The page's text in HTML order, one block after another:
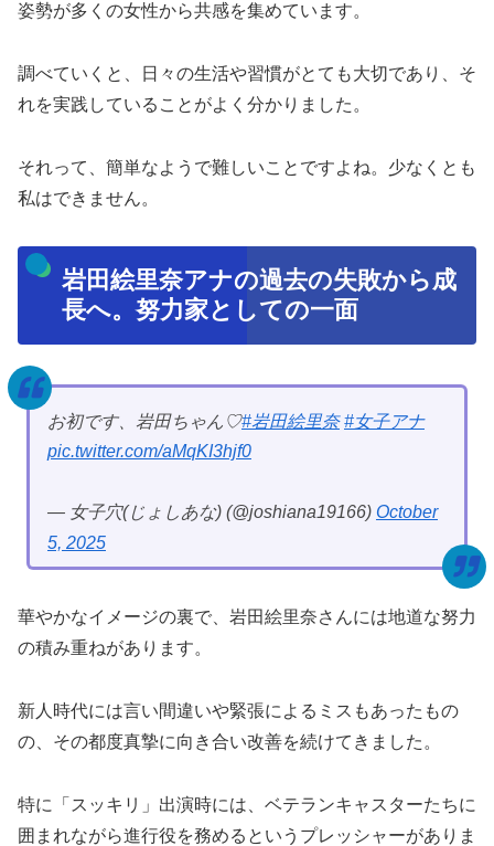
姿勢が多くの女性から共感を集めています。
調べていくと、日々の生活や習慣がとても大切であり、そ
れを実践していることがよく分かりました。
それって、簡単なようで難しいことですよね。少なくとも
私はできません。
岩田絵里奈アナの過去の失敗から成
長へ。努力家としての一面
お初です、岩田ちゃん♡#岩田絵里奈 #女子アナ
pic.twitter.com/aMqKI3hjf0
— 女子穴(じょしあな) (@joshiana19166) October
5, 2025
華やかなイメージの裏で、岩田絵里奈さんには地道な努力
の積み重ねがあります。
新人時代には言い間違いや緊張によるミスもあったもの
の、その都度真摯に向き合い改善を続けてきました。
特に「スッキリ」出演時には、ベテランキャスターたちに
囲まれながら進行役を務めるというプレッシャーがありま